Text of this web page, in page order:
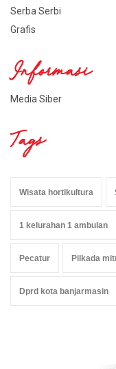
Serba Serbi
Grafis
Informasi
Media Siber
Tags
Wisata hortikultura
1 kelurahan 1 ambulan
Pecatur Pilkada
Dprd kota banjarmasin